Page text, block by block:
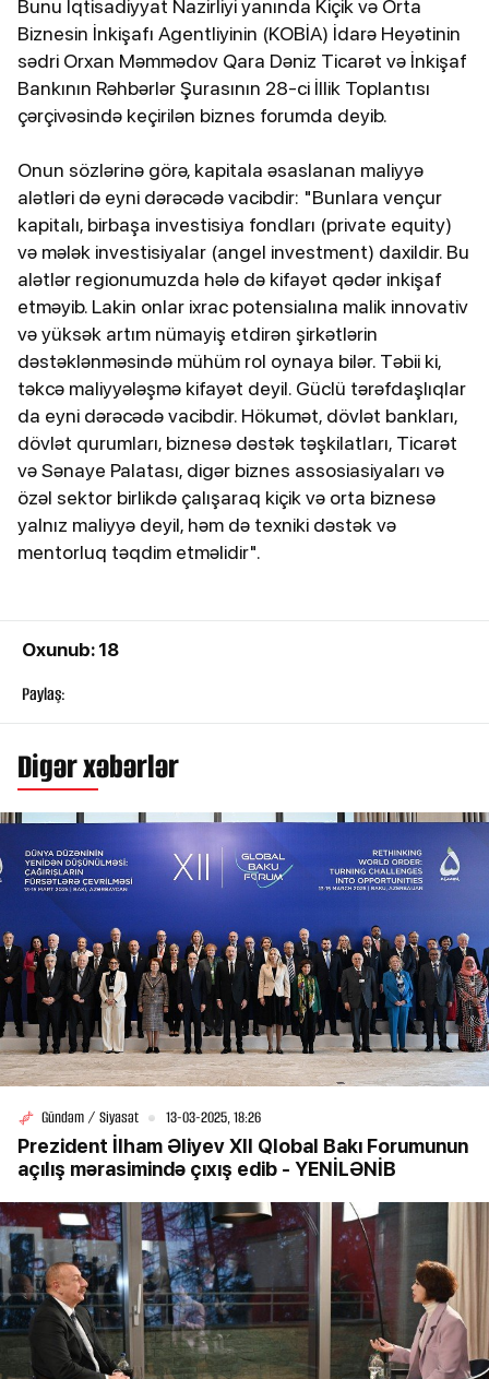
Bunu İqtisadiyyat Nazirliyi yanında Kiçik və Orta
Biznesin İnkişafı Agentliyinin (KOBİA) İdarə Heyətinin
sədri Orxan Məmmədov Qara Dəniz Ticarət və İnkişaf
Bankının Rəhbərlər Şurasının 28-ci İllik Toplantısı
çərçivəsində keçirilən biznes forumda deyib.
Onun sözlərinə görə, kapitala əsaslanan maliyyə
alətləri də eyni dərəcədə vacibdir: "Bunlara vençur
kapitalı, birbaşa investisiya fondları (private equity)
və mələk investisiyalar (angel investment) daxildir. Bu
alətlər regionumuzda hələ də kifayət qədər inkişaf
etməyib. Lakin onlar ixrac potensialına malik innovativ
və yüksək artım nümayiş etdirən şirkətlərin
dəstəklənməsində mühüm rol oynaya bilər. Təbii ki,
təkcə maliyyələşmə kifayət deyil. Güclü tərəfdaşlıqlar
da eyni dərəcədə vacibdir. Hökumət, dövlət bankları,
dövlət qurumları, biznesə dəstək təşkilatları, Ticarət
və Sənaye Palatası, digər biznes assosiasiyaları və
özəl sektor birlikdə çalışaraq kiçik və orta biznesə
yalnız maliyyə deyil, həm də texniki dəstək və
mentorluq təqdim etməlidir".
Oxunub: 18
Paylaş:
Digər xəbərlər
Gündəm / Siyasət 13-03-2025, 18:26
Prezident İlham Əliyev XII Qlobal Bakı Forumunun
açılış mərasimində çıxış edib - YENİLƏNİB